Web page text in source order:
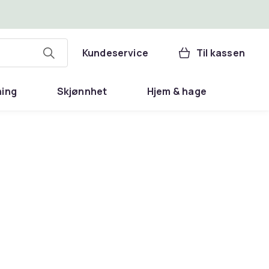
Kundeservice Til kassen
Skjønnhet Hjem & hage